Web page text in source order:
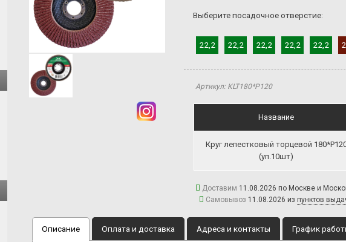
Выберите посадочное отверстие:
22,2 22,2 22,2 22,2 22,2
Артикул: KLT180*P120
Название
Круг лепестковый торцевой
(уп.10шт)
Доставим 11.08.2026 по Москве и
Самовывоз 11.08.2026 из пунктов
Описание Оплата и доставка Адреса и контакты График